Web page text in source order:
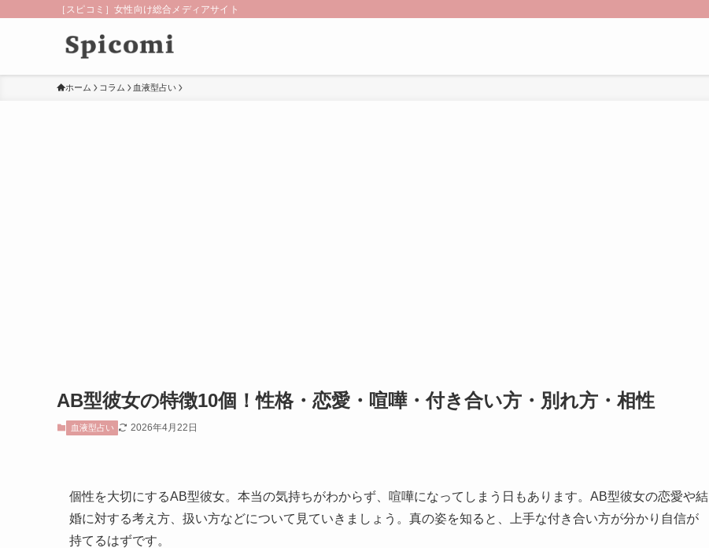
［スピコミ］女性向け総合メディアサイト
ホーム コラム 血液型占い
AB型彼女の特徴10個！性格・恋愛・喧嘩・付き合い方・別れ方・相性
血液型占い 2026年4月22日
個性を大切にするAB型彼女。本当の気持ちがわからず、喧嘩になってしまう日もあります。AB型彼女の恋愛や結
婚に対する考え方、扱い方などについて見ていきましょう。真の姿を知ると、上手な付き合い方が分かり自信が
持てるはずです。